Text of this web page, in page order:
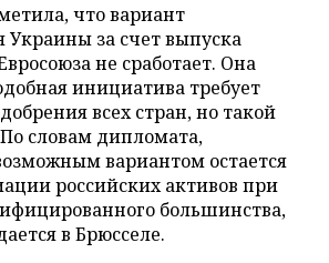
что вариант
Украины за счет выпуска
не сработает. Она
инициатива требует
всех стран, но такой
словам дипломата,
вариантом остается
российских активов при
большинства,
в Брюсселе.